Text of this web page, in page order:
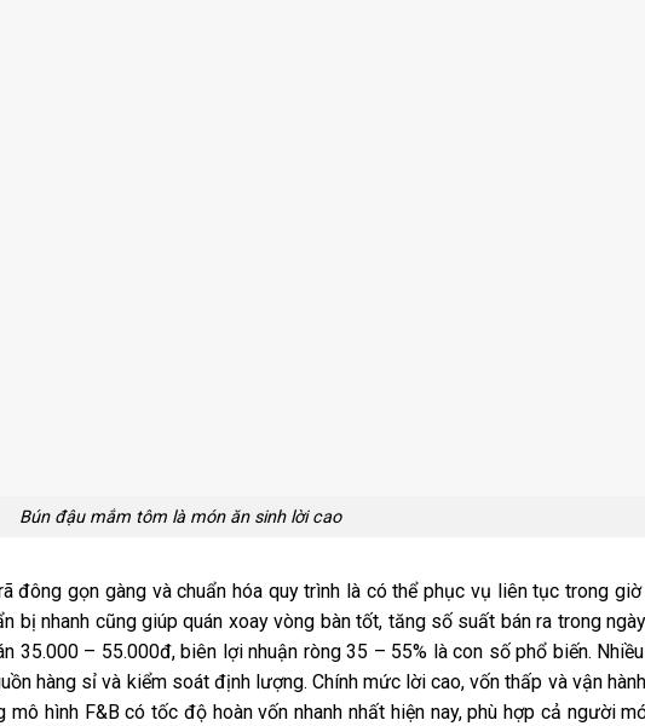
Bún đậu mắm tôm là món ăn sinh lời cao
đông gọn gàng và chuẩn hóa quy trình là có thể phục vụ liên tục trong
bị nhanh cũng giúp quán xoay vòng bàn tốt, tăng số suất bán ra trong
35.000 – 55.000đ, biên lợi nhuận ròng 35 – 55% là con số phổ biến.
hàng sỉ và kiểm soát định lượng. Chính mức lời cao, vốn thấp và vận
hình F&B có tốc độ hoàn vốn nhanh nhất hiện nay, phù hợp cả người